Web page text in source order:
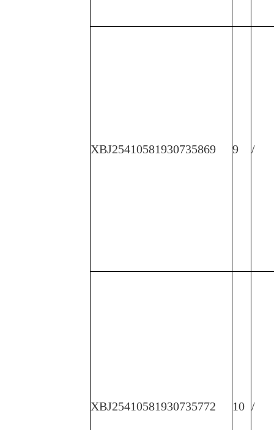
XBJ25410581930735869 9 /
XBJ25410581930735772 10 /